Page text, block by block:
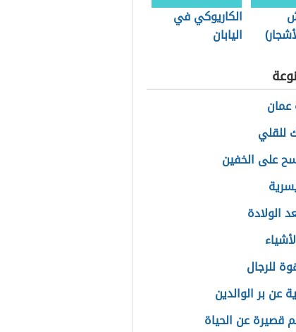
الكاريوكي في
اليابان
على الخفين
الولادة
للرجال
عن بر الوالدين
قصيرة عن الحياة